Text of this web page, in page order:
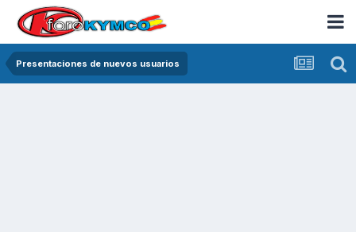
Presentaciones de nuevos usuarios